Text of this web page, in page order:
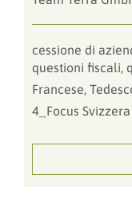
cessione di
questioni fiscali,
Francese,
4_Focus